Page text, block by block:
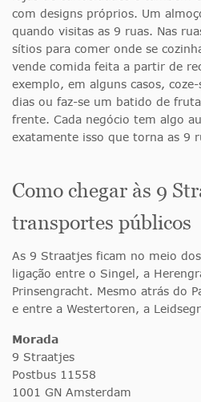
com designs próprios. Um
quando visitas as 9 ruas. Nas
sítios para comer onde se
vende comida feita a partir de
exemplo, em alguns casos,
dias ou faz-se um batido de
frente. Cada negócio tem algo
exatamente isso que torna as 9
Como chegar às 9
transportes públicos
As 9 Straatjes ficam no meio
ligação entre o Singel, a
Prinsengracht. Mesmo atrás do
e entre a Westertoren, a
Morada
9 Straatjes
Postbus 11558
1001 GN Amsterdam